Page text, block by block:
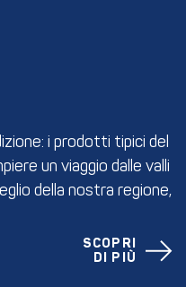
i prodotti tipici del
un viaggio dalle valli
della nostra regione,
SCOPRI
DI PIÙ